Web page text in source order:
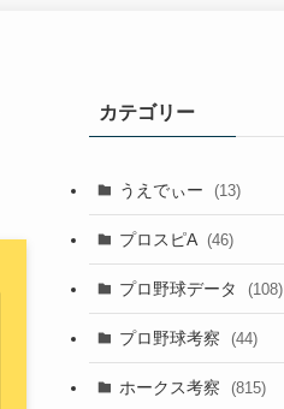
カテゴリー
うえでぃー (13)
プロスピA (46)
プロ野球データ (108)
プロ野球考察 (44)
ホークス考察 (815)